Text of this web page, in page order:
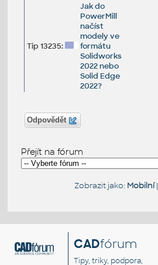
Tip 13235:
Jak do
PowerMill
načíst
modely ve
formátu
Solidworks
2022 nebo
Solid Edge
2022?
Odpovědět
Přejít na fórum
Zobrazit jako: Mobilní|
CADfórum
Tipy, triky, podpora,